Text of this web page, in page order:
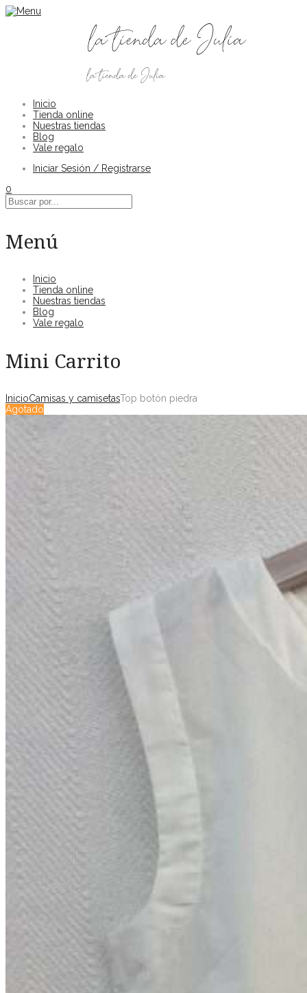
Inicio
Tienda online
Nuestras tiendas
Blog
Vale regalo
Iniciar Sesión / Registrarse
0
Menú
Inicio
Tienda online
Nuestras tiendas
Blog
Vale regalo
Mini Carrito
InicioCamisas y camisetasTop botón piedra
Agotado